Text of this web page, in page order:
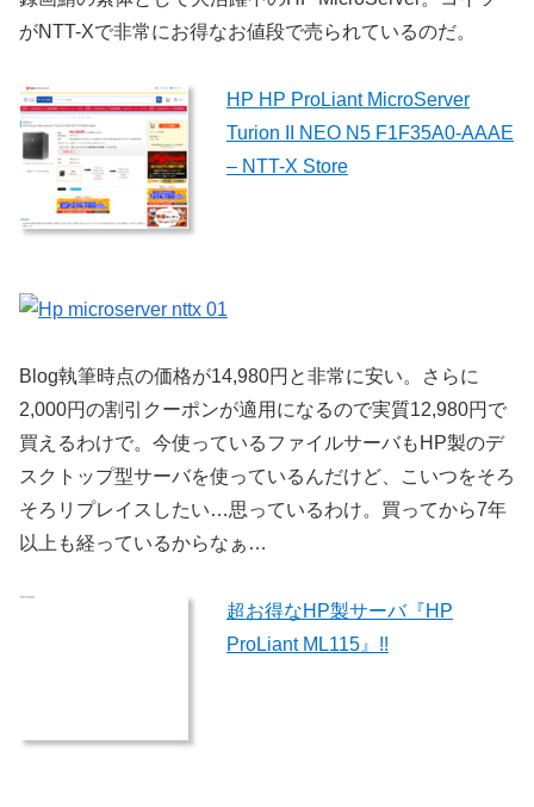
がNTT-Xで非常にお得なお値段で売られているのだ。
HP HP ProLiant MicroServer
Turion II NEO N5 F1F35A0-AAAE
– NTT-X Store
Blog執筆時点の価格が14,980円と非常に安い。さらに
2,000円の割引クーポンが適用になるので実質12,980円で
買えるわけで。 今使っているファイルサーバもHP製のデ
スクトップ型サーバを使っているんだけど、こいつをそろ
そろリプレイスしたい…思っているわけ。買ってから7年
以上も経っているからなぁ…
超お得なHP製サーバ『HP
ProLiant ML115』!!